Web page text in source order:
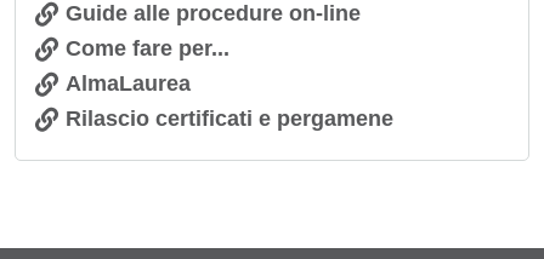
Guide alle procedure on-line
Come fare per...
AlmaLaurea
Rilascio certificati e pergamene